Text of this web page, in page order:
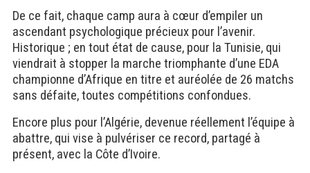
De ce fait, chaque camp aura à cœur d’empiler un
ascendant psychologique précieux pour l’avenir.
Historique ; en tout état de cause, pour la Tunisie, qui
viendrait à stopper la marche triomphante d’une EDA
championne d’Afrique en titre et auréolée de 26 matchs
sans défaite, toutes compétitions confondues.
Encore plus pour l’Algérie, devenue réellement l’équipe à
abattre, qui vise à pulvériser ce record, partagé à
présent, avec la Côte d’Ivoire.